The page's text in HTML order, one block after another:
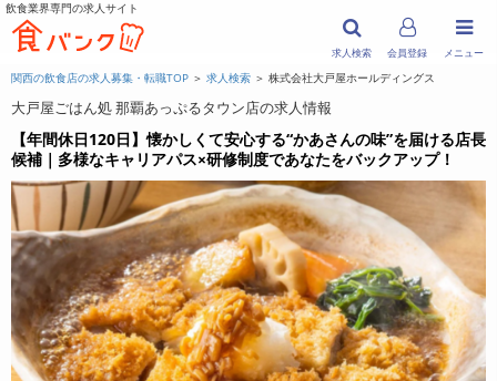
飲食業界専門の求人サイト
メニュー
求人検索 会員登録
関西の飲食店の求人募集・転職TOP ＞ 求人検索 ＞ 株式会社大戸屋ホールディングス
大戸屋ごはん処 那覇あっぷるタウン店の求人情報
【年間休日120日】懐かしくて安心する“かあさんの味”を届ける店長
候補｜多様なキャリアパス×研修制度であなたをバックアップ！